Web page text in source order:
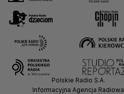
Polskie Radio S.A.
Informacyjna Agencja Radiowa